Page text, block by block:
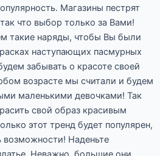
Магазины пестрят
что выбор только за Вами!
такие наряды, чтобы Вы были
наступающих пасмурных
забывать о красоте своей
возрасте мы считали и будем
маленькими девочками! Так
свой образ красивым
этот тренд будет популярен,
возможности! Наденьте